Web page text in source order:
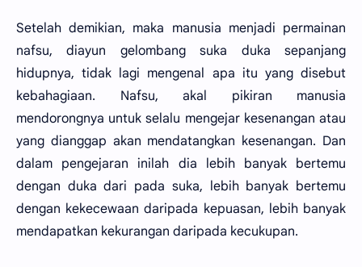
Setelah demikian, maka manusia menjadi permainan
nafsu, diayun gelombang suka duka sepanjang
hidupnya, tidak lagi mengenal apa itu yang disebut
kebahagiaan. Nafsu, akal pikiran manusia
mendorongnya untuk selalu mengejar kesenangan atau
yang dianggap akan mendatangkan kesenangan. Dan
dalam pengejaran inilah dia lebih banyak bertemu
dengan duka dari pada suka, lebih banyak bertemu
dengan kekecewaan daripada kepuasan, lebih banyak
mendapatkan kekurangan daripada kecukupan.